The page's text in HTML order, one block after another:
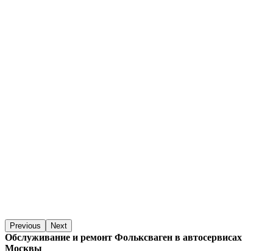
Previous Next
Обслуживание и ремонт Фольксваген в автосервисах
Москвы